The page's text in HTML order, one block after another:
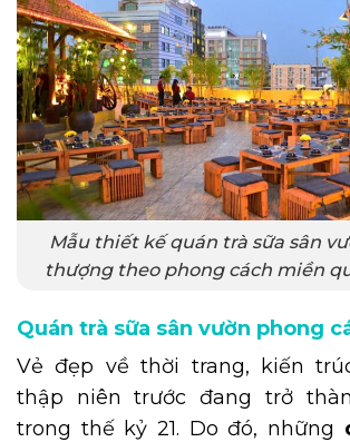
Mẫu thiết kế quán trà sữa sân
thượng theo phong cách miền
Quán trà sữa sân vườn phong
Vẻ đẹp về thời trang, kiến
thập niên trước đang trở
trong thế kỷ 21. Do đó, những